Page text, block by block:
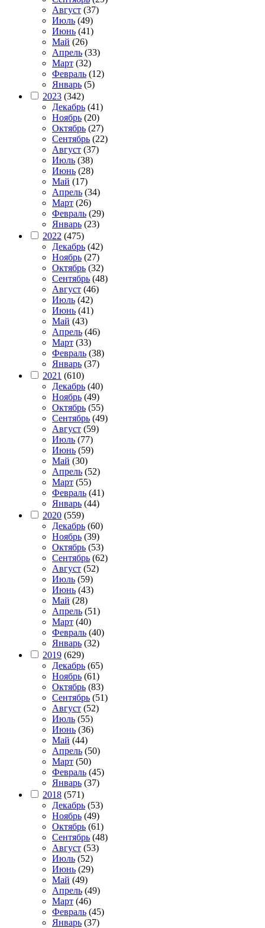
Август (37)
Июль (49)
Июнь (41)
Май (26)
Апрель (33)
Март (32)
Февраль (12)
Январь (5)
2023 (342)
Декабрь (41)
Ноябрь (20)
Октябрь (27)
Сентябрь (22)
Август (37)
Июль (38)
Июнь (28)
Май (17)
Апрель (34)
Март (26)
Февраль (29)
Январь (23)
2022 (475)
Декабрь (42)
Ноябрь (27)
Октябрь (32)
Сентябрь (48)
Август (46)
Июль (42)
Июнь (41)
Май (43)
Апрель (46)
Март (33)
Февраль (38)
Январь (37)
2021 (610)
Декабрь (40)
Ноябрь (49)
Октябрь (55)
Сентябрь (49)
Август (59)
Июль (77)
Июнь (59)
Май (30)
Апрель (52)
Март (55)
Февраль (41)
Январь (44)
2020 (559)
Декабрь (60)
Ноябрь (39)
Октябрь (53)
Сентябрь (62)
Август (52)
Июль (59)
Июнь (43)
Май (28)
Апрель (51)
Март (40)
Февраль (40)
Январь (32)
2019 (629)
Декабрь (65)
Ноябрь (61)
Октябрь (83)
Сентябрь (51)
Август (52)
Июль (55)
Июнь (36)
Май (44)
Апрель (50)
Март (50)
Февраль (45)
Январь (37)
2018 (571)
Декабрь (53)
Ноябрь (49)
Октябрь (61)
Сентябрь (48)
Август (53)
Июль (52)
Июнь (29)
Май (49)
Апрель (49)
Март (46)
Февраль (45)
Январь (37)